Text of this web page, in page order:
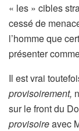
« les » cibles
cessé de
l’homme que
présenter
Il est vrai
provisoirement,
sur le front du
provisoireavec